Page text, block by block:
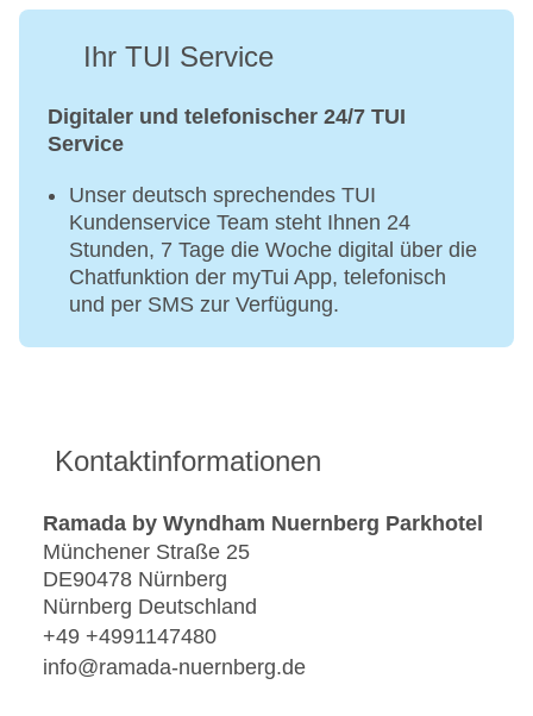
Ihr TUI Service
Digitaler und telefonischer 24/7 TUI
Service
Unser deutsch sprechendes TUI
Kundenservice Team steht Ihnen 24
Stunden, 7 Tage die Woche digital über die
Chatfunktion der myTui App, telefonisch
und per SMS zur Verfügung.
Kontaktinformationen
Ramada by Wyndham Nuernberg Parkhotel
Münchener Straße 25
DE90478 Nürnberg
Nürnberg Deutschland
+49 +4991147480
info@ramada-nuernberg.de